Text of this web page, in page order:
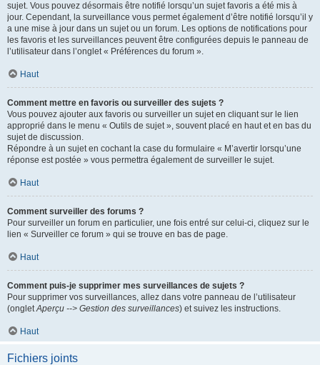
sujet. Vous pouvez désormais être notifié lorsqu’un sujet favoris a été mis à
jour. Cependant, la surveillance vous permet également d’être notifié lorsqu’il y
a une mise à jour dans un sujet ou un forum. Les options de notifications pour
les favoris et les surveillances peuvent être configurées depuis le panneau de
l’utilisateur dans l’onglet « Préférences du forum ».
Haut
Comment mettre en favoris ou surveiller des sujets ?
Vous pouvez ajouter aux favoris ou surveiller un sujet en cliquant sur le lien
approprié dans le menu « Outils de sujet », souvent placé en haut et en bas du
sujet de discussion.
Répondre à un sujet en cochant la case du formulaire « M’avertir lorsqu’une
réponse est postée » vous permettra également de surveiller le sujet.
Haut
Comment surveiller des forums ?
Pour surveiller un forum en particulier, une fois entré sur celui-ci, cliquez sur le
lien « Surveiller ce forum » qui se trouve en bas de page.
Haut
Comment puis-je supprimer mes surveillances de sujets ?
Pour supprimer vos surveillances, allez dans votre panneau de l’utilisateur
(ongletAperçu --> Gestion des surveillances) et suivez les instructions.
Haut
Fichiers joints